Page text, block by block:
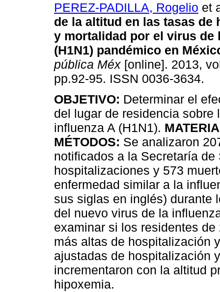
PEREZ-PADILLA, Rogelio et
de la altitud en las tasas de
y mortalidad por el virus de
(H1N1) pandémico en
pública Méx [online]. 2013,
pp.92-95. ISSN 0036-3634.
OBJETIVO: Determinar el
del lugar de residencia sobre
influenza A (H1N1).
MÉTODOS: Se analizaron
notificados a la Secretaría de
hospitalizaciones y 573
enfermedad similar a la
sus siglas en inglés) durante
del nuevo virus de la
examinar si los residentes
más altas de hospitalización
ajustadas de hospitalización
incrementaron con la altitud
hipoxemia.